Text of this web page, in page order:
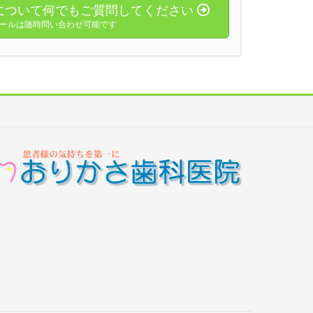
ついて何でもご質問してください
ルは随時問い合わせ可能です